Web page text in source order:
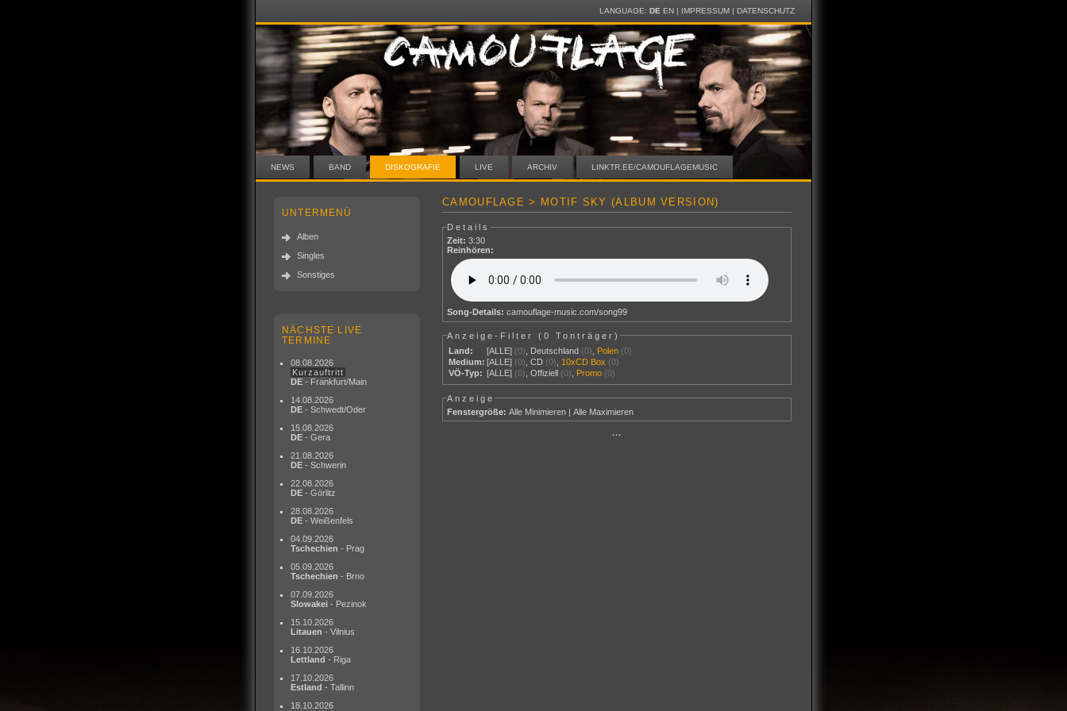
LANGUAGE: DE EN| IMPRESSUM| DATENSCHUTZ
NEWS BAND DISKOGRAFIE LIVE ARCHIV LINKTR.EE/CAMOUFLAGEMUSIC
UNTERMENÜ
Alben
Singles
Sonstiges
NÄCHSTE LIVE
TERMINE
08.08.2026
Kurzauftritt
DE - Frankfurt/Main
14.08.2026
DE - Schwedt/Oder
15.08.2026
DE - Gera
21.08.2026
DE - Schwerin
22.08.2026
DE - Görlitz
28.08.2026
DE - Weißenfels
04.09.2026
Tschechien - Prag
05.09.2026
Tschechien - Brno
07.09.2026
Slowakei - Pezinok
15.10.2026
Litauen - Vilnius
16.10.2026
Lettland - Riga
17.10.2026
Estland - Tallinn
18.10.2026
CAMOUFLAGE > MOTIF SKY (ALBUM VERSION)
Details
Zeit: 3:30
Reinhören:
Song-Details: camouflage-music.com/song99
Anzeige-Filter (0 Tonträger)
Land:
[ALLE] (0) Deutschland (0) Polen (0)
Medium: [ALLE] (0) ,CD (0) 10xCD Box (0)
VÖ-Typ: [ALLE] (0) ,Offiziell (0) Promo (0)
Anzeige
Fenstergröße: Alle Minimieren |Alle Maximieren
···